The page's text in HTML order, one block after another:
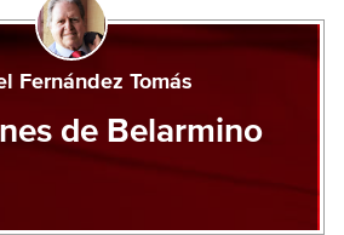
Fernández Tomás
de Belarmino